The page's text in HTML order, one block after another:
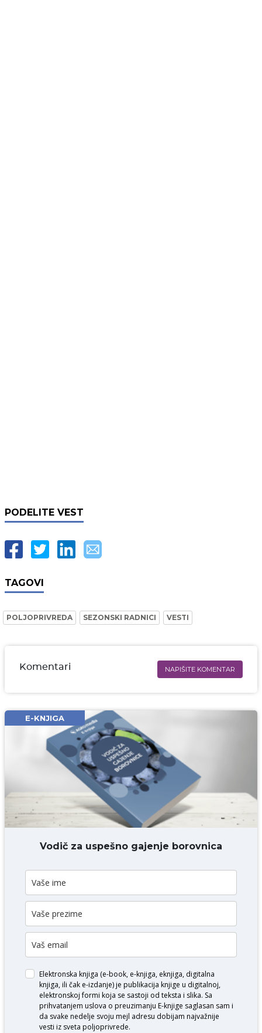
PODELITE VEST
TAGOVI
POLJOPRIVREDA SEZONSKI RADNICI VESTI
Komentari NAPIŠITE KOMENTAR
Email* obavezno
Komentar* obavezno
DODAJ KOMENTAR
E-KNJIGA
Vodič za uspešno gajenje borovnica
Elektronska knjiga (e-book, e-knjiga, eknjiga, digitalna
knjiga, ili čak e-izdanje) je publikacija knjige u digitalnoj,
elektronskoj formi koja se sastoji od teksta i slika. Sa
prihvatanjem uslova o preuzimanju E-knjige saglasan sam i
da svake nedelje svoju mejl adresu dobijam najvažnije
vesti iz sveta poljoprivrede.